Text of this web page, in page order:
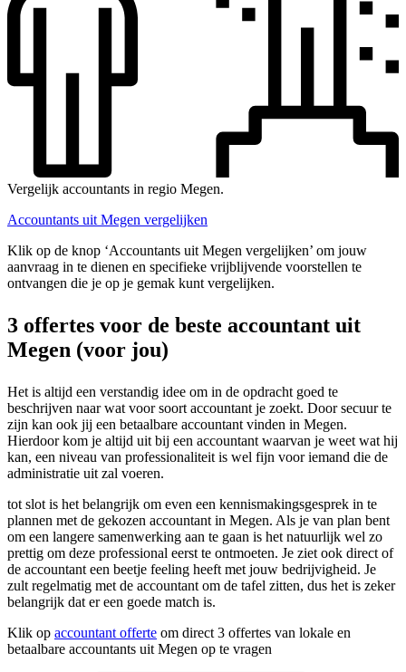
Vergelijk accountants in regio Megen.
Accountants uit Megen vergelijken
Klik op de knop ‘Accountants uit Megen vergelijken’ om jouw
aanvraag in te dienen en specifieke vrijblijvende voorstellen te
ontvangen die je op je gemak kunt vergelijken.
3 offertes voor de beste accountant uit
Megen (voor jou)
Het is altijd een verstandig idee om in de opdracht goed te
beschrijven naar wat voor soort accountant je zoekt. Door secuur te
zijn kan ook jij een betaalbare accountant vinden in Megen.
Hierdoor kom je altijd uit bij een accountant waarvan je weet wat hij
kan, een niveau van professionaliteit is wel fijn voor iemand die de
administratie uit zal voeren.
tot slot is het belangrijk om even een kennismakingsgesprek in te
plannen met de gekozen accountant in Megen. Als je van plan bent
om een langere samenwerking aan te gaan is het natuurlijk wel zo
prettig om deze professional eerst te ontmoeten. Je ziet ook direct of
de accountant een beetje feeling heeft met jouw bedrijvigheid. Je
zult regelmatig met de accountant om de tafel zitten, dus het is zeker
belangrijk dat er een goede match is.
Klik op accountant offerte om direct 3 offertes van lokale en
betaalbare accountants uit Megen op te vragen